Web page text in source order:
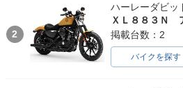
2
ハーレーダビッ
ＸＬ８８３Ｎ
掲載台数：2
バイクを探す